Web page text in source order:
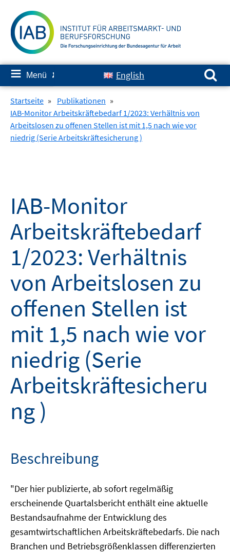
zum
Inhalt
≡ Menü ✘ English
Suchen nach:
Startseite » Publikationen »
IAB-Monitor Arbeitskräftebedarf 1/2023: Verhältnis von
Arbeitslosen zu offenen Stellen ist mit 1,5 nach wie vor
niedrig (Serie Arbeitskräftesicherung )
IAB-Monitor
Arbeitskräftebedarf
1/2023: Verhältnis
von Arbeitslosen zu
offenen Stellen ist
mit 1,5 nach wie vor
niedrig (Serie
Arbeitskräftesicheru
ng )
Beschreibung
"Der hier publizierte, ab sofort regelmäßig
erscheinende Quartalsbericht enthält eine aktuelle
Bestandsaufnahme der Entwicklung des
gesamtwirtschaftlichen Arbeitskräftebedarfs. Die nach
Branchen und Betriebsgrößenklassen differenzierten